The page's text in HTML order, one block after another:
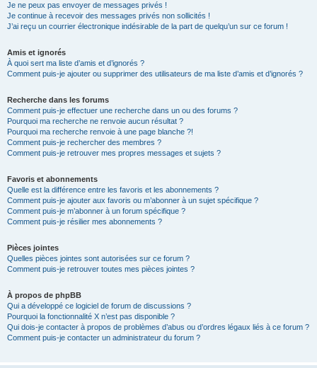
Je ne peux pas envoyer de messages privés !
Je continue à recevoir des messages privés non sollicités !
J’ai reçu un courrier électronique indésirable de la part de quelqu’un sur ce forum !
Amis et ignorés
À quoi sert ma liste d’amis et d’ignorés ?
Comment puis-je ajouter ou supprimer des utilisateurs de ma liste d’amis et d’ignorés ?
Recherche dans les forums
Comment puis-je effectuer une recherche dans un ou des forums ?
Pourquoi ma recherche ne renvoie aucun résultat ?
Pourquoi ma recherche renvoie à une page blanche ?!
Comment puis-je rechercher des membres ?
Comment puis-je retrouver mes propres messages et sujets ?
Favoris et abonnements
Quelle est la différence entre les favoris et les abonnements ?
Comment puis-je ajouter aux favoris ou m’abonner à un sujet spécifique ?
Comment puis-je m’abonner à un forum spécifique ?
Comment puis-je résilier mes abonnements ?
Pièces jointes
Quelles pièces jointes sont autorisées sur ce forum ?
Comment puis-je retrouver toutes mes pièces jointes ?
À propos de phpBB
Qui a développé ce logiciel de forum de discussions ?
Pourquoi la fonctionnalité X n’est pas disponible ?
Qui dois-je contacter à propos de problèmes d’abus ou d’ordres légaux liés à ce forum ?
Comment puis-je contacter un administrateur du forum ?